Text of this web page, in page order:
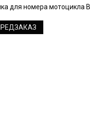
для номера мотоцикла